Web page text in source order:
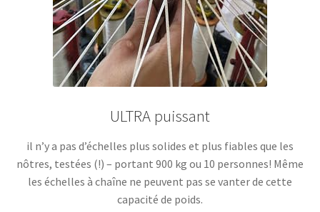
ULTRA puissant
il n’y a pas d’échelles plus solides et plus fiables que les
nôtres, testées (!) – portant 900 kg ou 10 personnes! Même
les échelles à chaîne ne peuvent pas se vanter de cette
capacité de poids.